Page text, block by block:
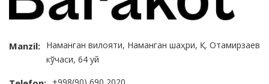
Manzil: Наманган вилояти, Наманган шаҳри, Қ. Отамирзаев
кўчаси, 64 уй